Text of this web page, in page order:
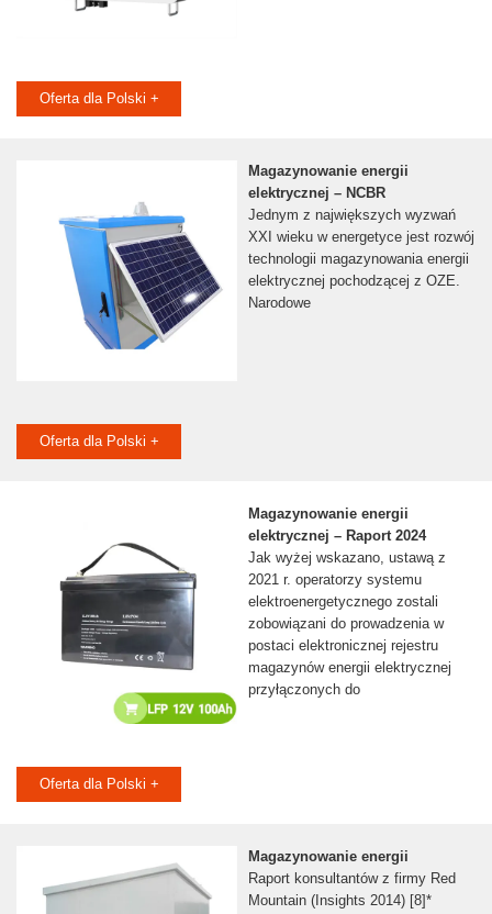
Oferta dla Polski +
Magazynowanie energii
elektrycznej – NCBR
Jednym z największych wyzwań
XXI wieku w energetyce jest rozwój
technologii magazynowania energii
elektrycznej pochodzącej z OZE.
Narodowe
Oferta dla Polski +
Magazynowanie energii
elektrycznej – Raport 2024
Jak wyżej wskazano, ustawą z
2021 r. operatorzy systemu
elektroenergetycznego zostali
zobowiązani do prowadzenia w
postaci elektronicznej rejestru
magazynów energii elektrycznej
przyłączonych do
Oferta dla Polski +
Magazynowanie energii
Raport konsultantów z firmy Red
Mountain (Insights 2014) [8]*